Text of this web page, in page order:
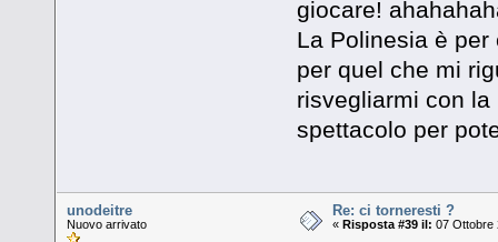
giocare!
La Polinesia è
per quel che mi
risvegliarmi con
spettacolo per
unodeitre
Nuovo arrivato
Re: ci torneresti ?
«Risposta #39 il: 07 Ottobre